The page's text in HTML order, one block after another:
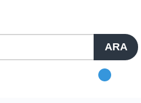
ARA